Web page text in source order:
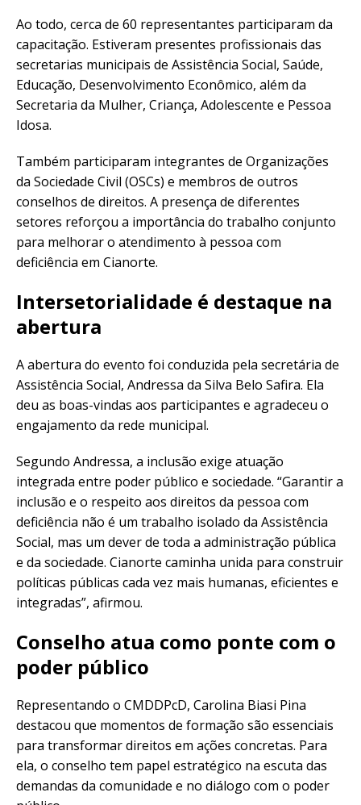
Ao todo, cerca de 60 representantes participaram da
capacitação. Estiveram presentes profissionais das
secretarias municipais de Assistência Social, Saúde,
Educação, Desenvolvimento Econômico, além da
Secretaria da Mulher, Criança, Adolescente e Pessoa
Idosa.
Também participaram integrantes de Organizações
da Sociedade Civil (OSCs) e membros de outros
conselhos de direitos. A presença de diferentes
setores reforçou a importância do trabalho conjunto
para melhorar o atendimento à pessoa com
deficiência em Cianorte.
Intersetorialidade é destaque na
abertura
A abertura do evento foi conduzida pela secretária de
Assistência Social, Andressa da Silva Belo Safira. Ela
deu as boas-vindas aos participantes e agradeceu o
engajamento da rede municipal.
Segundo Andressa, a inclusão exige atuação
integrada entre poder público e sociedade. “Garantir a
inclusão e o respeito aos direitos da pessoa com
deficiência não é um trabalho isolado da Assistência
Social, mas um dever de toda a administração pública
e da sociedade. Cianorte caminha unida para construir
políticas públicas cada vez mais humanas, eficientes e
integradas”, afirmou.
Conselho atua como ponte com o
poder público
Representando o CMDDPcD, Carolina Biasi Pina
destacou que momentos de formação são essenciais
para transformar direitos em ações concretas. Para
ela, o conselho tem papel estratégico na escuta das
demandas da comunidade e no diálogo com o poder